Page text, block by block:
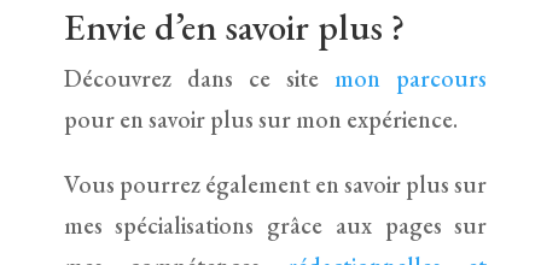
Envie d’en savoir plus ?
Découvrez dans ce site mon parcours
pour en savoir plus sur mon expérience.
Vous pourrez également en savoir plus sur
mes spécialisations grâce aux pages sur